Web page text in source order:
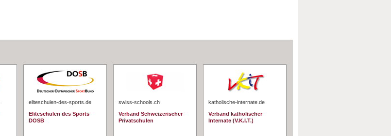
eliteschulen-des-sports.de
Eliteschulen des Sports
DOSB
swiss-schools.ch
Verband Schweizerischer
Privatschulen
katholische-internate.de
Verband katholischer
Internate (V.K.I.T.)